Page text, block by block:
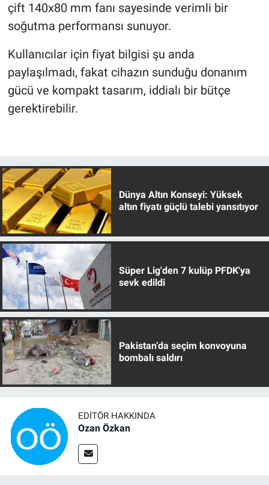
çift 140x80 mm fanı sayesinde verimli bir
soğutma performansı sunuyor.
Kullanıcılar için fiyat bilgisi şu anda
paylaşılmadı, fakat cihazın sunduğu donanım
gücü ve kompakt tasarım, iddialı bir bütçe
gerektirebilir.
Dünya Altın Konseyi: Yüksek
altın fiyatı güçlü talebi yansıtıyor
Süper Lig'den 7 kulüp PFDK'ya
sevk edildi
Pakistan’da seçim konvoyuna
bombalı saldırı
EDITÖR HAKKINDA
Ozan Özkan